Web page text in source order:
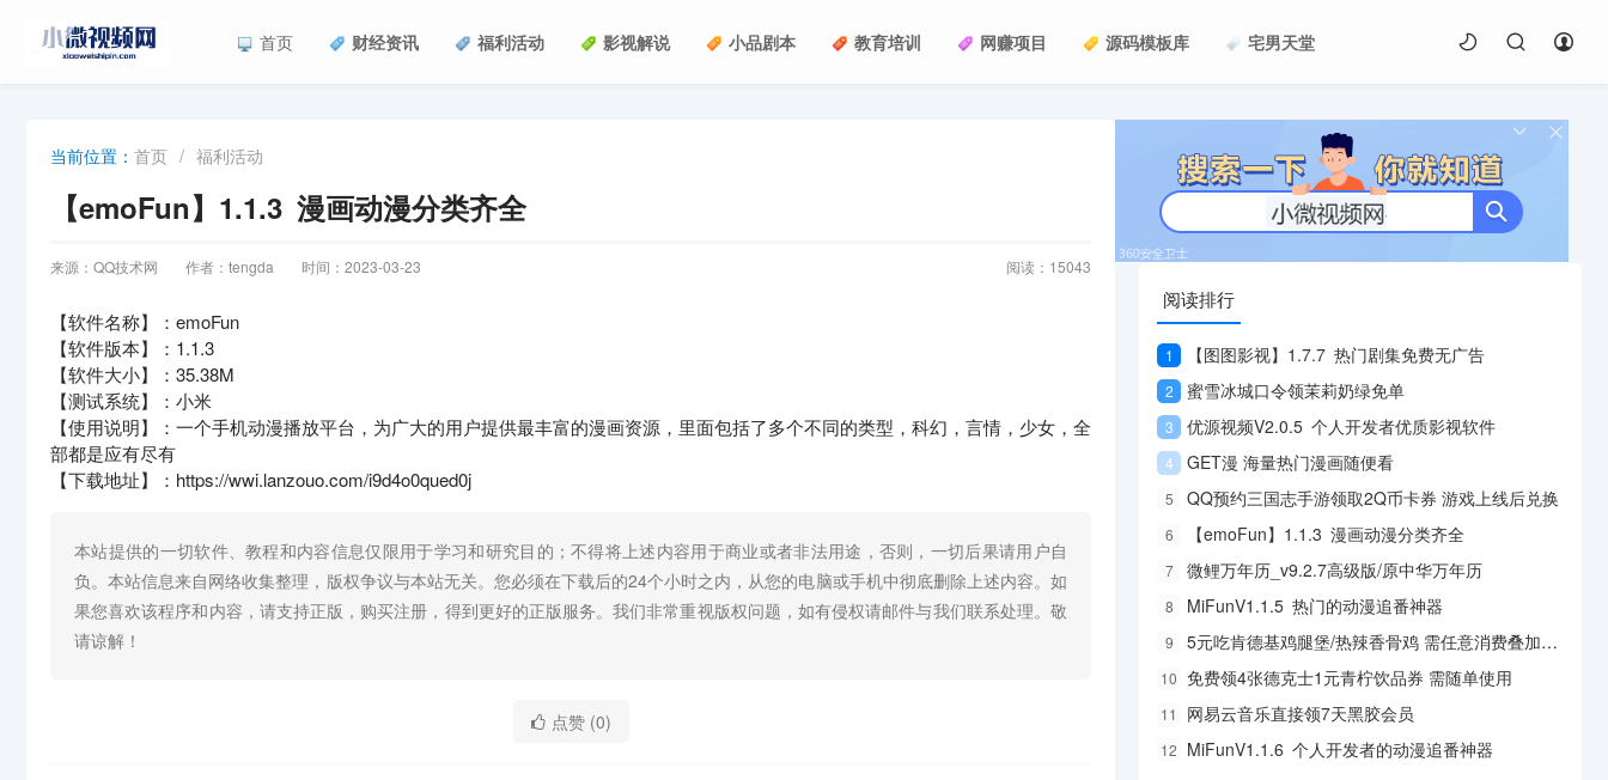
首页 财经资讯 福利活动 影视解说 小品剧本 教育培训 网赚项目 源码模板库 宅男天堂
当前位置： 首页 / 福利活动
【emoFun】1.1.3 漫画动漫分类齐全
来源：QQ技术网 作者：tengda 时间：2023-03-23 阅读： 15043
【软件名称】：emoFun
【软件版本】：1.1.3
【软件大小】：35.38M
【测试系统】：小米
【使用说明】：一个手机动漫播放平台，为广大的用户提供最丰富的漫画资源，里面包括了多个不同的类型，科幻，言情，少女，全
部都是应有尽有
【下载地址】：https://wwi.lanzouo.com/i9d4o0qued0j
本站提供的一切软件、教程和内容信息仅限用于学习和研究目的；不得将上述内容用于商业或者非法用途，否则，一切后果请用户自
负。本站信息来自网络收集整理，版权争议与本站无关。您必须在下载后的24个小时之内，从您的电脑或手机中彻底删除上述内容。如
果您喜欢该程序和内容，请支持正版，购买注册，得到更好的正版服务。我们非常重视版权问题，如有侵权请邮件与我们联系处理。敬
请谅解！
点赞 (0)
阅读排行
1 【图图影视】1.7.7 热门剧集免费无广告
2 蜜雪冰城口令领茉莉奶绿免单
3 优源视频V2.0.5 个人开发者优质影视软件
4 GET漫 海量热门漫画随便看
5 QQ预约三国志手游领取2Q币卡券 游戏上线后兑换
6 【emoFun】1.1.3 漫画动漫分类齐全
7 微鲤万年历_v9.2.7高级版/原中华万年历
8 MiFunV1.1.5 热门的动漫追番神器
9 5元吃肯德基鸡腿堡/热辣香骨鸡 需任意消费叠加使用
10 免费领4张德克士1元青柠饮品券 需随单使用
11 网易云音乐直接领7天黑胶会员
12 MiFunV1.1.6 个人开发者的动漫追番神器